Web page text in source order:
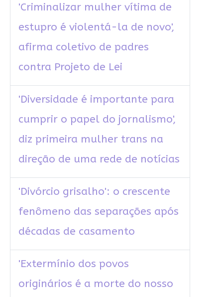
'Criminalizar mulher vítima de
estupro é violentá-la de novo',
afirma coletivo de padres
contra Projeto de Lei
'Diversidade é importante para
cumprir o papel do jornalismo',
diz primeira mulher trans na
direção de uma rede de notícias
'Divórcio grisalho': o crescente
fenômeno das separações após
décadas de casamento
'Extermínio dos povos
originários é a morte do nosso